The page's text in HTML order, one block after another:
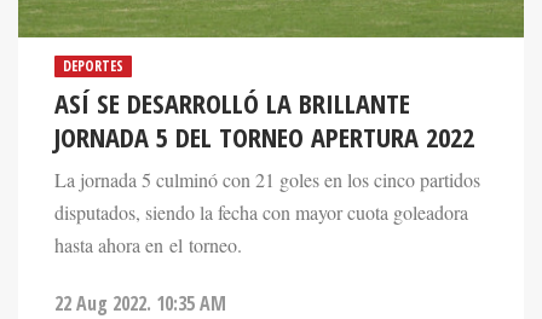
DEPORTES
ASÍ SE DESARROLLÓ LA BRILLANTE
JORNADA 5 DEL TORNEO APERTURA 2022
La jornada 5 culminó con 21 goles en los cinco partidos
disputados, siendo la fecha con mayor cuota goleadora
hasta ahora en el torneo.
22 Aug 2022. 10:35 AM